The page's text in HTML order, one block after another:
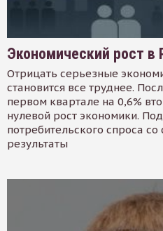
Экономический рост в
Отрицать серьезные
становится все труднее.
первом квартале на 0,6%
нулевой рост экономики.
потребительского спроса
результаты